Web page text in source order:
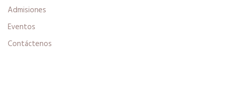
Admisiones
Eventos
Contáctenos